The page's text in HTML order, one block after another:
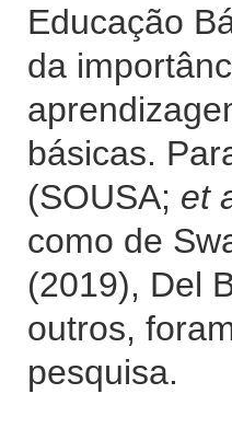
Educação
da
básicas.
(SOUSA; et
como de
(2019), Del
outros,
pesquisa.